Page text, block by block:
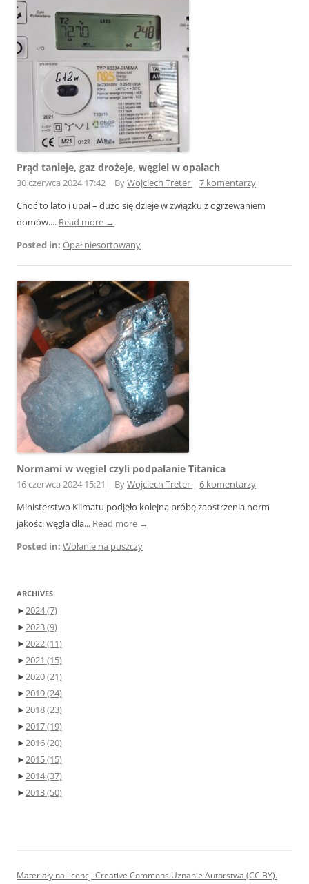
Prąd tanieje, gaz drożeje, węgiel w opałach
30 czerwca 2024 17:42 | ByWojciech Treter | 7 komentarzy
Choć to lato i upał – dużo się dzieje w związku z ogrzewaniem
domów.... Read more →
Posted in: Opał niesortowany
Normami w węgiel czyli podpalanie Titanica
16 czerwca 2024 15:21 | ByWojciech Treter | 6 komentarzy
Ministerstwo Klimatu podjęło kolejną próbę zaostrzenia norm
jakości węgla dla... Read more →
Posted in: Wołanie na puszczy
ARCHIVES
►2024(7)
►2023(9)
►2022(11)
►2021 (15)
►2020(21)
►2019(24)
►2018(23)
►2017(19)
►2016(20)
►2015(15)
►2014(37)
►2013(50)
Materiały na licencji Creative Commons Uznanie Autorstwa (CC BY).